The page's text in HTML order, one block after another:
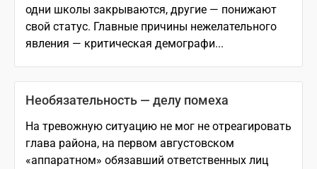
одни школы закрываются, другие — понижают
свой статус. Главные причины нежелательного
явления — критическая демографи...
Необязательность — делу помеха
На тревожную ситуацию не мог не отреагировать
глава района, на первом августовском
«аппаратном» обязавший ответственных лиц